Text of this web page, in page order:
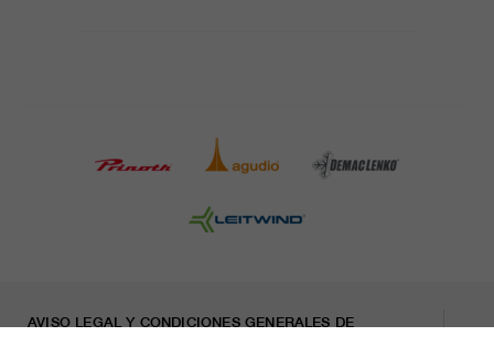
AVISO LEGAL Y CONDICIONES GENERALES DE